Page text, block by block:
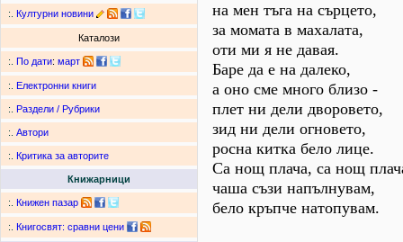
:. Културни новини
Каталози
:. По дати: март
:. Електронни книги
:. Раздели / Рубрики
:. Автори
:. Критика за авторите
Книжарници
:. Книжен пазар
:. Книгосвят: сравни цени
на мен тъга на сърцето,
за момата в махалата,
оти ми я не давая.
Баре да е на далеко,
а оно сме много близо -
плет ни дели дворовето,
зид ни дели огновето,
росна китка бело лице.
Са нощ плача, са нощ
чаша съзи напълнувам,
бело кръпче натопувам.